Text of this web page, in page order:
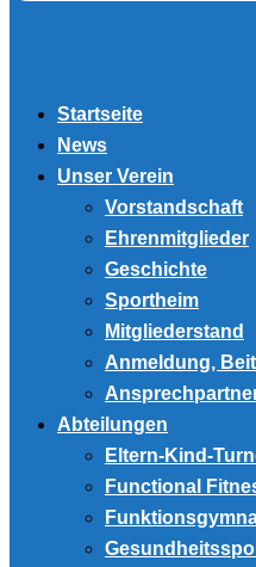
Startseite
News
Unser Verein
Vorstandschaft
Ehrenmitglieder
Geschichte
Sportheim
Mitgliederstand
Anmeldung,
Abteilungen
Eltern-Kind-
Functional